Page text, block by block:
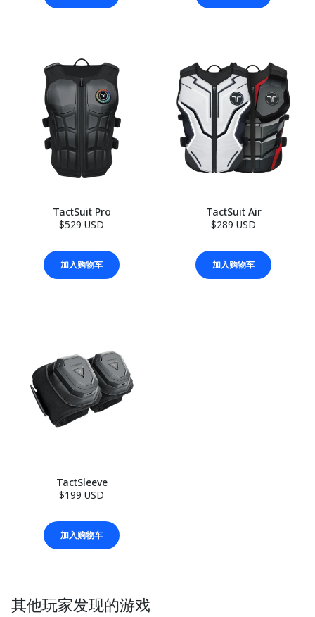
TactSuit Pro
$529 USD
加入购物车
TactSuit Air
$289 USD
加入购物车
TactSleeve
$199 USD
加入购物车
其他玩家发现的游戏